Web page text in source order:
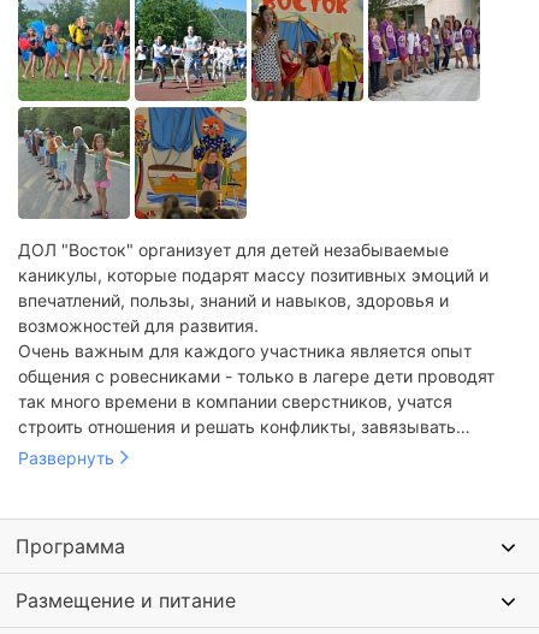
ДОЛ "Восток" организует для детей незабываемые
каникулы, которые подарят массу позитивных эмоций и
впечатлений, пользы, знаний и навыков, здоровья и
возможностей для развития.
Очень важным для каждого участника является опыт
общения с ровесниками - только в лагере дети проводят
так много времени в компании сверстников, учатся
строить отношения и решать конфликты, завязывать
дружбу и обмениваться опытом, находить общий язык с
Развернуть
Программа
Размещение и питание